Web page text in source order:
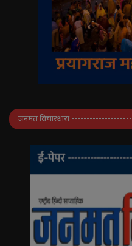
जनमत विचारधारा --------------------